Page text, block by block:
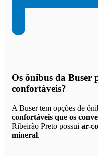
Os ônibus da Buser
confortáveis?
A Buser tem opções de
confortáveis que os
Ribeirão Preto possui ar-
mineral.